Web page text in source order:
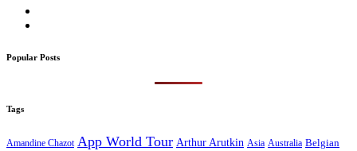
Popular Posts
Tags
Amandine Chazot App World Tour Arthur Arutkin Asia Australia Belgian